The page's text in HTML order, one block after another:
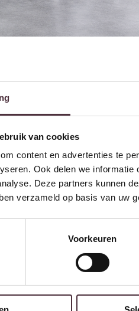
van cookies
content en advertenties te
Ook delen we
Deze partners kunnen
verzameld op basis van uw
Voorkeuren